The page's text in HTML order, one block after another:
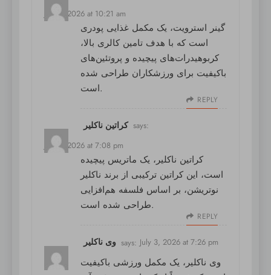
July 3, 2026 at 10:21 am
گینر استرویت، یک مکمل غذایی پودری
است که با هدف تامین کالری بالا،
کربوهیدرات‌های پیچیده و پروتئین‌های
باکیفیت برای ورزشکاران طراحی شده
است.
REPLY
کراتین ناکلیر says:
July 3, 2026 at 7:08 pm
کراتین ناکلیر ، یک ماتریس پیچیده
است، این کراتین ترکیبی از برند ناکلیر
نوتریشن، بر اساس فلسفه هم‌افزایی
طراحی شده است.
REPLY
وی ناکلیر says: July 3, 2026 at 7:26 pm
وی ناکلیر ، یک مکمل ورزشی باکیفیت